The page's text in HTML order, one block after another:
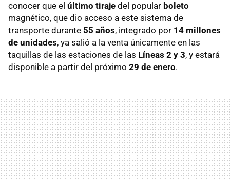
conocer que el último tiraje del popular boleto
magnético, que dio acceso a este sistema de
transporte durante 55 años, integrado por 14 millones
de unidades, ya salió a la venta únicamente en las
taquillas de las estaciones de las Líneas 2 y 3, y estará
disponible a partir del próximo 29 de enero.